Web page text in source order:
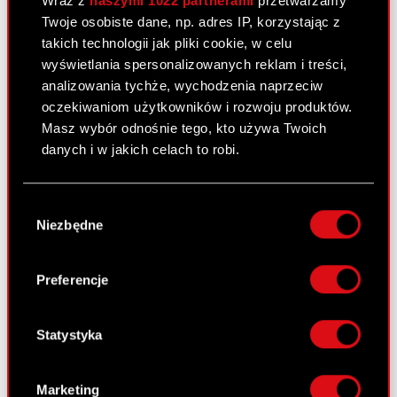
Twoje osobiste dane, np. adres IP, korzystając z
takich technologii jak pliki cookie, w celu
wyświetlania spersonalizowanych reklam i treści,
analizowania tychże, wychodzenia naprzeciw
oczekiwaniom użytkowników i rozwoju produktów.
Masz wybór odnośnie tego, kto używa Twoich
danych i w jakich celach to robi.
lokalizacji geograficznej z dokładnością nawet
Identyfikować Twoje urządzenie, aktywnie
analizując charakteryzującego je zbiory
palca)
osobiste dane są przetwarzane oraz ustaw własne
zgody
Niezbędne
Preferencje
Statystyka
Marketing
PDF Zawarcie znaczącej umowy
Raport bieżący nr 36/2009
3 listopada 2009
Zgłoszenie wniosku o upadłość jednostki
zależnej
31 października 2009
Raport bieżący nr 34/2009